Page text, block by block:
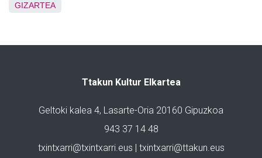
GIZARTEA
Ttakun Kultur Elkartea
Geltoki kalea 4, Lasarte-Oria 20160 Gipuzkoa
943 37 14 48
txintxarri@txintxarri.eus | txintxarri@ttakun.eus